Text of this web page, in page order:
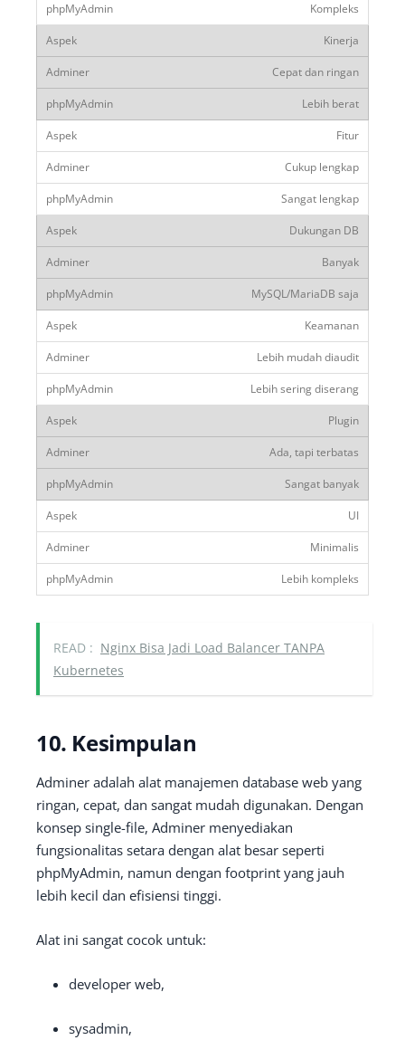
Kompleks
Kinerja
Cepat dan ringan
Lebih berat
Fitur
Cukup lengkap
Sangat lengkap
Dukungan DB
Banyak
MySQL/MariaDB saja
Keamanan
Lebih mudah diaudit
Lebih sering diserang
Plugin
Ada, tapi terbatas
Sangat banyak
UI
Minimalis
Lebih kompleks
READ : Nginx Bisa Jadi Load Balancer TANPA
Kubernetes
10. Kesimpulan
Adminer adalah alat manajemen database web yang
ringan, cepat, dan sangat mudah digunakan. Dengan
konsep single-file, Adminer menyediakan
fungsionalitas setara dengan alat besar seperti
phpMyAdmin, namun dengan footprint yang jauh
lebih kecil dan efisiensi tinggi.
Alat ini sangat cocok untuk:
developer web,
sysadmin,